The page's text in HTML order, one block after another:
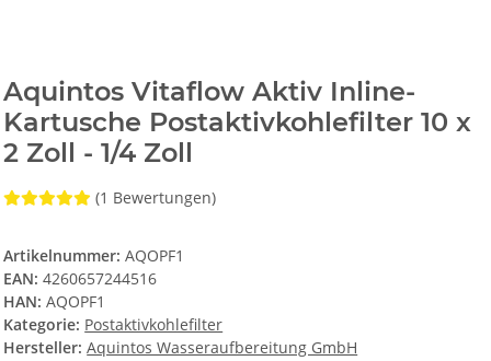
Aquintos Vitaflow Aktiv Inline-
Kartusche Postaktivkohlefilter 10 x
2 Zoll - 1/4 Zoll
(1 Bewertungen)
Artikelnummer:AQOPF1
EAN: 4260657244516
HAN: AQOPF1
Kategorie: Postaktivkohlefilter
Hersteller: Aquintos Wasseraufbereitung GmbH